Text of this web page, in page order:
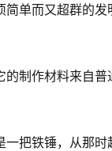
单而又超群的
制作材料来自普
把铁锤，从那时